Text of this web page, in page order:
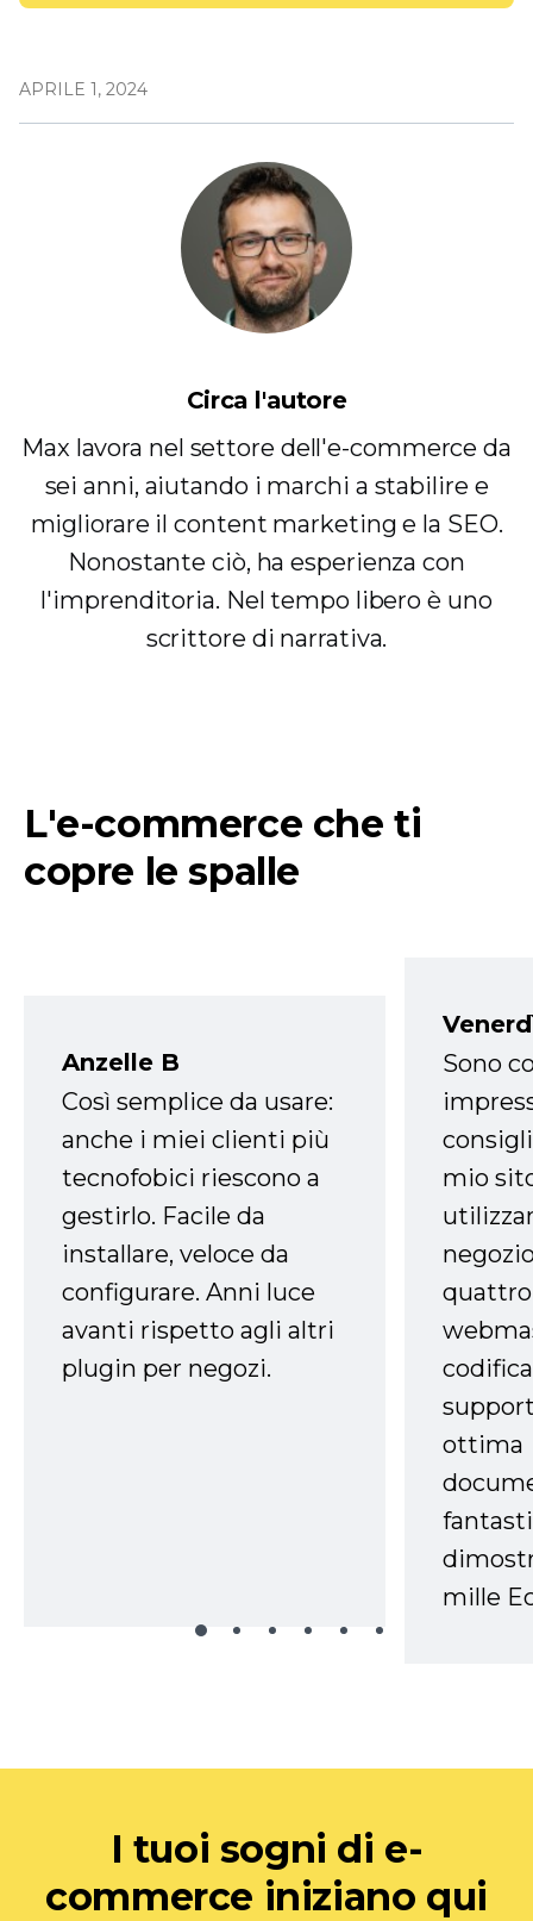
APRILE 1, 2024
Circa l'autore
Max lavora nel settore dell'e-commerce da
sei anni, aiutando i marchi a stabilire e
migliorare il content marketing e la SEO.
Nonostante ciò, ha esperienza con
l'imprenditoria. Nel tempo libero è uno
scrittore di narrativa.
L'e-commerce che ti
copre le spalle
Anzelle B
Così semplice da usare:
anche i miei clienti più
tecnofobici riescono a
gestirlo. Facile da
installare, veloce da
configurare. Anni luce
avanti rispetto agli altri
plugin per negozi.
Sono
mio
ottima
mille
I tuoi sogni di e-
commerce iniziano qui